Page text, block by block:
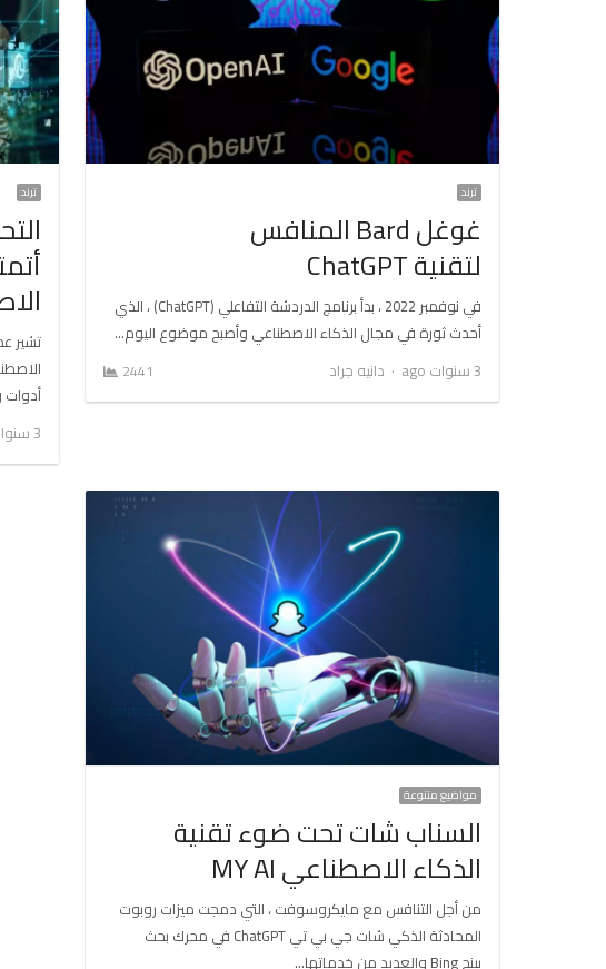
ترند
غوغل Bard المنافس
لتقنية ChatGPT
في نوفمبر 2022 ، بدأ برنامج الدردشة التفاعلي (ChatGPT) ، الذي
أحدث ثورة في مجال الذكاء الاصطناعي وأصبح موضوع اليوم…
3 سنوات ago
Author
دانيه جراد 2441
ترند
تشير
3 سنوات ago
مواضيع متنوعة
السناب شات تحت ضوء تقنية
الذكاء الاصطناعي MY AI
من أجل التنافس مع مايكروسوفت ، التي دمجت ميزات روبوت
المحادثة الذكي شات جي بي تي ChatGPT في محرك بحث
بينج Bing والعديد من خدماتها…